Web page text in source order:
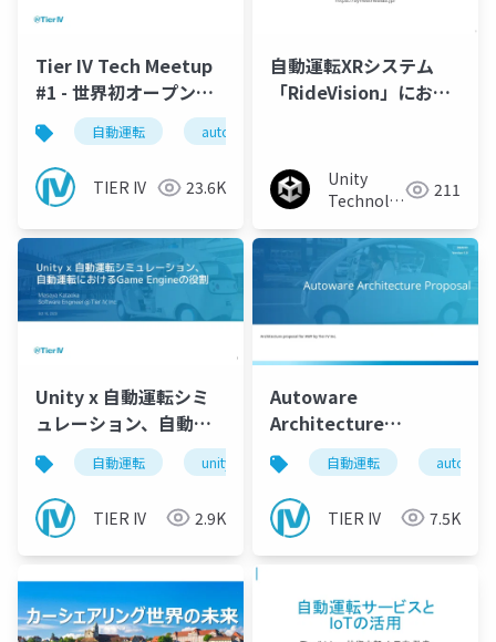
Tier IV Tech Meetup
#1 - 世界初オープンソ
ースの自動運転ソフト
ウェア「Autoware」
ができること ＆ 開発秘
話 -
自動運転 autoware
TIER IV 23.6K
自動運転XRシステム
「RideVision」におけ
Unity
Technologies 211
Unity x 自動運転シミ
ュレーション、自動運
転におけるGame
Engineの役割
自動運転 unity
TIER IV 2.9K
Autoware
Architecture
Proposal自動運転 autoware
TIER IV 7.5K